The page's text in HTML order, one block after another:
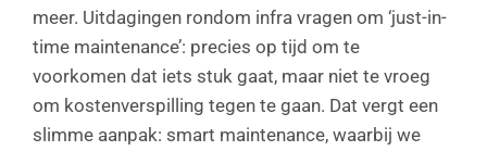
meer. Uitdagingen rondom infra vragen om ‘just-in-
time maintenance’: precies op tijd om te
voorkomen dat iets stuk gaat, maar niet te vroeg
om kostenverspilling tegen te gaan. Dat vergt een
slimme aanpak: smart maintenance, waarbij we